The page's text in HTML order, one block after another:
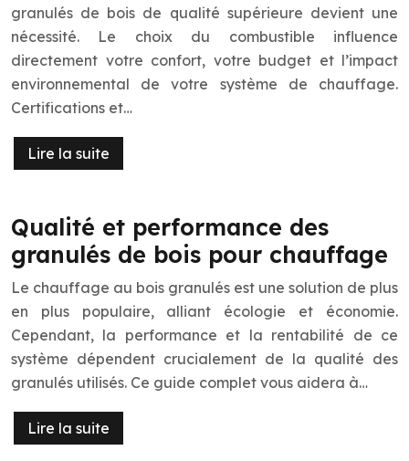
granulés de bois de qualité supérieure devient une
nécessité. Le choix du combustible influence
directement votre confort, votre budget et l’impact
environnemental de votre système de chauffage.
Certifications et…
Lire la suite
Qualité et performance des
granulés de bois pour chauffage
Le chauffage au bois granulés est une solution de plus
en plus populaire, alliant écologie et économie.
Cependant, la performance et la rentabilité de ce
système dépendent crucialement de la qualité des
granulés utilisés. Ce guide complet vous aidera à…
Lire la suite